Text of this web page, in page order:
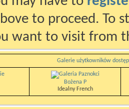
to proceed. To
want to visit from
Galerie użytkowników
Bożena P
Idealny French